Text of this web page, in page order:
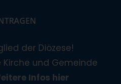
der Diözese!
Kirche und Gemeinde
Infos hier